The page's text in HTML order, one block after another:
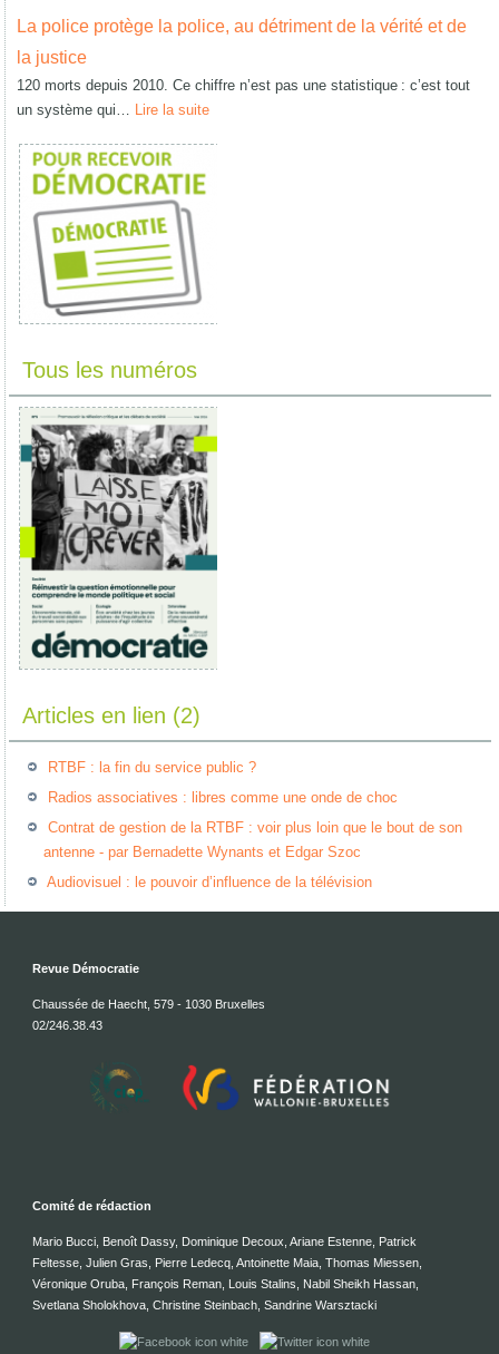
La police protège la police, au détriment de la vérité et de
la justice
120 morts depuis 2010. Ce chiffre n’est pas une statistique : c’est tout
un système qui… Lire la suite
Tous les numéros
Articles en lien (2)
RTBF : la fin du service public ?
Radios associatives : libres comme une onde de choc
Contrat de gestion de la RTBF : voir plus loin que le bout de son
antenne - par Bernadette Wynants et Edgar Szoc
Audiovisuel : le pouvoir d’influence de la télévision
Revue Démocratie
Chaussée de Haecht, 579 - 1030 Bruxelles
02/246.38.43
Comité de rédaction
Mario Bucci, Benoît Dassy, Dominique Decoux, Ariane Estenne, Patrick
Feltesse, Julien Gras, Pierre Ledecq, Antoinette Maia, Thomas Miessen,
Véronique Oruba, François Reman, Louis Stalins, Nabil Sheikh Hassan,
Svetlana Sholokhova, Christine Steinbach, Sandrine Warsztacki